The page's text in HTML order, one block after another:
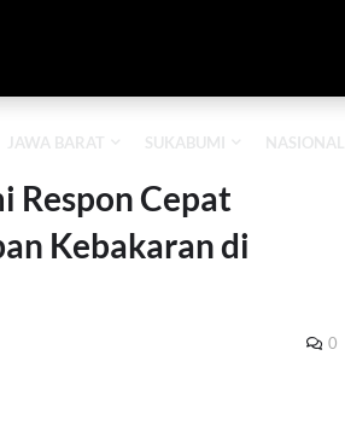
JAWA BARAT SUKABUMI NASIONAL
Respon Cepat
Kebakaran di
0